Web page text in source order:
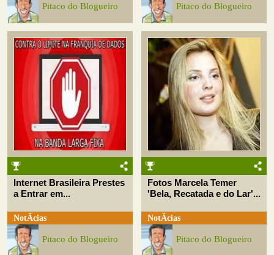
Pitaco do Blogueiro Pitaco do Blogueiro
Internet Brasileira Prestes
a Entrar em...
NotÃ­cias
Pitaco do Blogueiro
Fotos Marcela Temer
'Bela, Recatada e do Lar'...
NotÃ­cias
Pitaco do Blogueiro